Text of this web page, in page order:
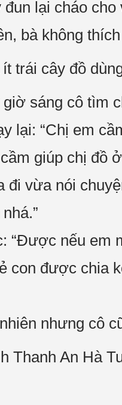
lại cháo
bà không
trái cây đồ
sáng cô tìm
lại: “Chị em
giúp chị đồ
đi vừa nói
“Được nếu em
con được chia
nhưng cô
Thanh An Hà